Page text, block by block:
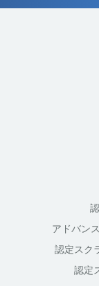
アドバン
認定スク
認定